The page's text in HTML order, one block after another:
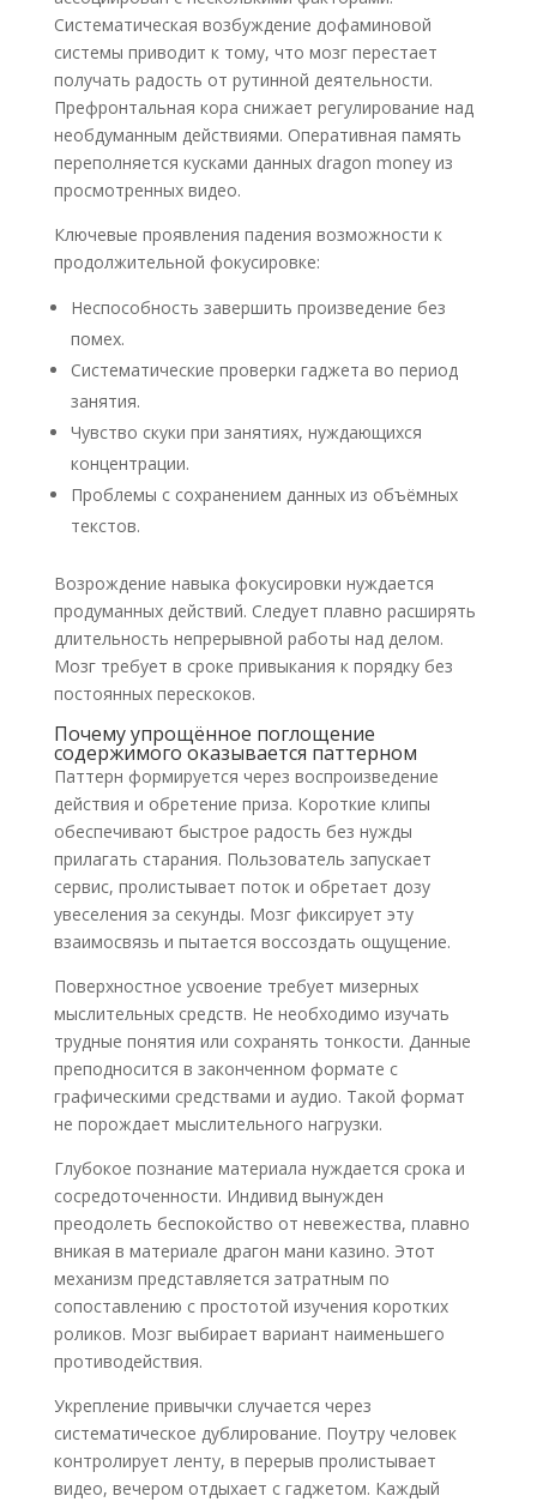
Систематическая возбуждение дофаминовой
системы приводит к тому, что мозг перестает
получать радость от рутинной деятельности.
Префронтальная кора снижает регулирование над
необдуманным действиями. Оперативная память
переполняется кусками данных dragon money из
просмотренных видео.
Ключевые проявления падения возможности к
продолжительной фокусировке:
Неспособность завершить произведение без
помех.
Систематические проверки гаджета во период
занятия.
Чувство скуки при занятиях, нуждающихся
концентрации.
Проблемы с сохранением данных из объёмных
текстов.
Возрождение навыка фокусировки нуждается
продуманных действий. Следует плавно расширять
длительность непрерывной работы над делом.
Мозг требует в сроке привыкания к порядку без
постоянных перескоков.
Почему упрощённое поглощение
содержимого оказывается паттерном
Паттерн формируется через воспроизведение
действия и обретение приза. Короткие клипы
обеспечивают быстрое радость без нужды
прилагать старания. Пользователь запускает
сервис, пролистывает поток и обретает дозу
увеселения за секунды. Мозг фиксирует эту
взаимосвязь и пытается воссоздать ощущение.
Поверхностное усвоение требует мизерных
мыслительных средств. Не необходимо изучать
трудные понятия или сохранять тонкости. Данные
преподносится в законченном формате с
графическими средствами и аудио. Такой формат
не порождает мыслительного нагрузки.
Глубокое познание материала нуждается срока и
сосредоточенности. Индивид вынужден
преодолеть беспокойство от невежества, плавно
вникая в материале драгон мани казино. Этот
механизм представляется затратным по
сопоставлению с простотой изучения коротких
роликов. Мозг выбирает вариант наименьшего
противодействия.
Укрепление привычки случается через
систематическое дублирование. Поутру человек
контролирует ленту, в перерыв пролистывает
видео, вечером отдыхает с гаджетом. Каждый